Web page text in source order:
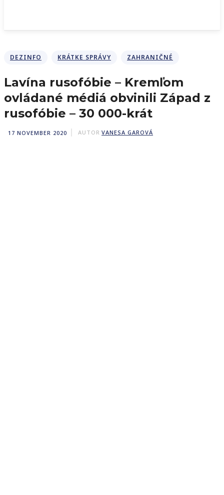
DEZINFO KRÁTKE SPRÁVY ZAHRANIČNÉ
Lavína rusofóbie – Kremľom
ovládané médiá obvinili Západ z
rusofóbie – 30 000-krát
17 NOVEMBER 2020 AUTOR VANESA GAROVÁ